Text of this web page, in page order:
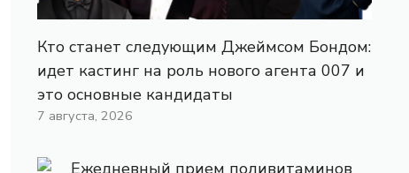
Кто станет следующим Джеймсом Бондом:
идет кастинг на роль нового агента 007 и
это основные кандидаты
7 августа, 2026